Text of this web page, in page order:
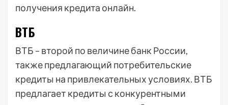
получения кредита онлайн.
ВТБ
ВТБ – второй по величине банк России,
также предлагающий потребительские
кредиты на привлекательных условиях. ВТБ
предлагает кредиты с конкурентными